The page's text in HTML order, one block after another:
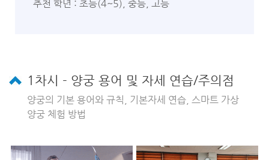
추천 학년 : 초등(4~5), 중등, 고등
1차시 - 양궁 용어 및 자세 연습/주의점
양궁의 기본 용어와 규칙, 기본자세 연습, 스마트 가상
양궁 체험 방법